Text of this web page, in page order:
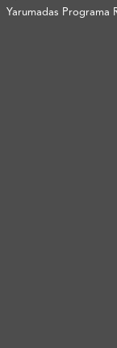
Yarumadas Programa